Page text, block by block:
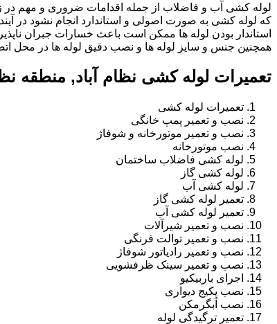
لوله کشی آب و فاضلاب از جمله اقدامات ضروری و مهم
که لوله کشی به صورت اصولی و استاندارد انجام نشود در
استاندار بودن لوله ها ممکن است باعث خسارات جبران
همچنین جنس و سایز لوله ها و نصب دقیق لوله ها در محل
تعمیرات لوله کشی نظام آباد, منطقه
تعمیرات لوله کشی
نصب و تعمیر پمپ خانگی
نصب و تعمیر موتورخانه و شوفاژ
نصب موتورخانه
لوله کشی فاضلاب ساختمان
لوله کشی گاز
لوله کشی آب
تعمیر لوله کشی گاز
تعمیر لوله کشی آب
نصب و تعمیر شیرآلات
نصب و تعمیر توالت فرنگی
نصب و تعمیر رادیاتور شوفاژ
نصب و تعمیر سینک ظرفشویی
اجرای باربیکیو
نصب پکیج دیواری
نصب آبگرمکن
تعمیر ترگیدگی لوله